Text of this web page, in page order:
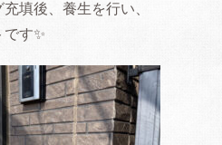
填後、養生を行い、
です✨